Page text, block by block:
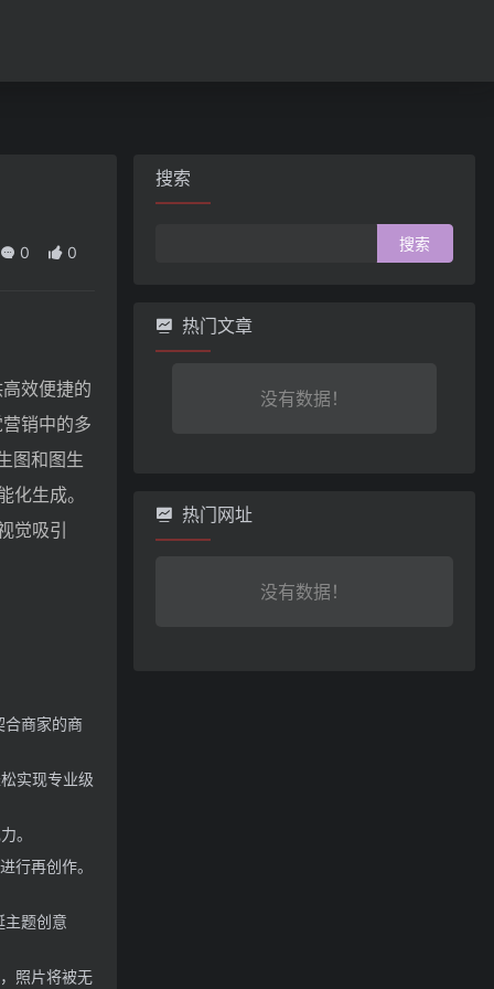
0 0
效便捷的
销中的多
图和图生
生成。
觉吸引
商家的商
实现专业级
。
行再创作。
题创意
照片将被无
搜索
热门文章
没有数据！
热门网址
没有数据！